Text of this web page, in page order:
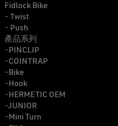
Fidlock Bike
- Twist
- Push
產品系列
-PINCLIP
-COINTRAP
-Bike
-Hook
-HERMETIC OEM
-JUNIOR
-Mini Turn